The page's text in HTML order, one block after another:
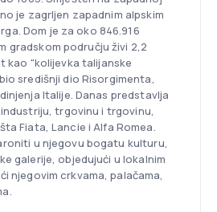
je zagrljen zapadnim alpskim
Dom je za oko 846.916
gradskom području živi 2,2
kao "kolijevka talijanske
središnji dio Risorgimenta,
Italije. Danas predstavlja
trgovinu i trgovinu,
Fiata, Lancie i Alfa Romea.
u njegovu bogatu kulturu,
galerije, objedujući u lokalnim
njegovim crkvama, palačama,